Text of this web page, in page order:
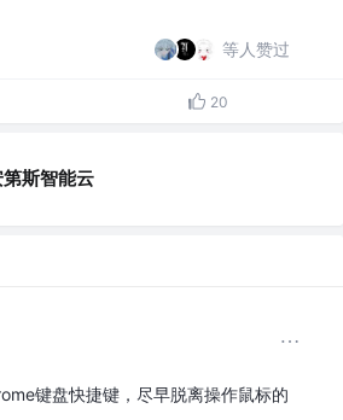
等人赞过
20
斯智能云
键盘快捷键，尽早脱离操作鼠标的